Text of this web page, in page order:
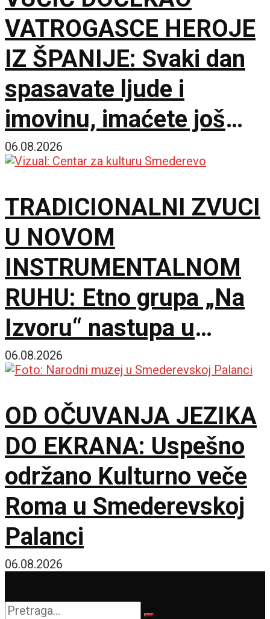
VATROGASCE HEROJE
IZ ŠPANIJE: Svaki dan
spasavate ljude i
imovinu, imaćete još
bolje uslove za rad
06.08.2026
TRADICIONALNI ZVUCI
U NOVOM
INSTRUMENTALNOM
RUHU: Etno grupa „Na
Izvoru“ nastupa u
Smederevu
06.08.2026
OD OČUVANJA JEZIKA
DO EKRANA: Uspešno
održano Kulturno veče
Roma u Smederevskoj
Palanci
06.08.2026